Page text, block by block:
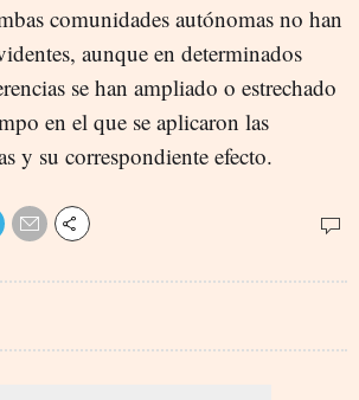
comunidades autónomas no han
aunque en determinados
se han ampliado o estrechado
en el que se aplicaron las
y su correspondiente efecto.